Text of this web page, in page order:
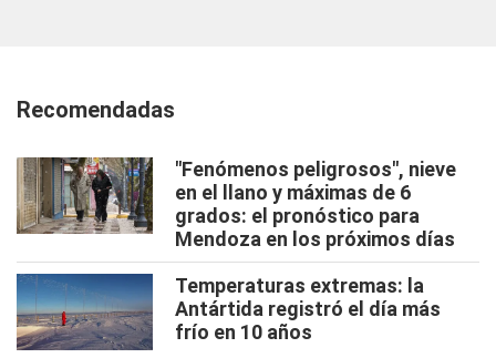
Recomendadas
"Fenómenos peligrosos", nieve
en el llano y máximas de 6
grados: el pronóstico para
Mendoza en los próximos días
Temperaturas extremas: la
Antártida registró el día más
frío en 10 años